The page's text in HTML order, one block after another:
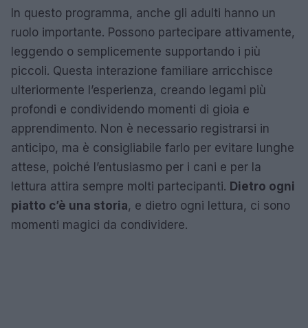
In questo programma, anche gli adulti hanno un
ruolo importante. Possono partecipare attivamente,
leggendo o semplicemente supportando i più
piccoli. Questa interazione familiare arricchisce
ulteriormente l’esperienza, creando legami più
profondi e condividendo momenti di gioia e
apprendimento. Non è necessario registrarsi in
anticipo, ma è consigliabile farlo per evitare lunghe
attese, poiché l’entusiasmo per i cani e per la
lettura attira sempre molti partecipanti. Dietro ogni
piatto c’è una storia, e dietro ogni lettura, ci sono
momenti magici da condividere.